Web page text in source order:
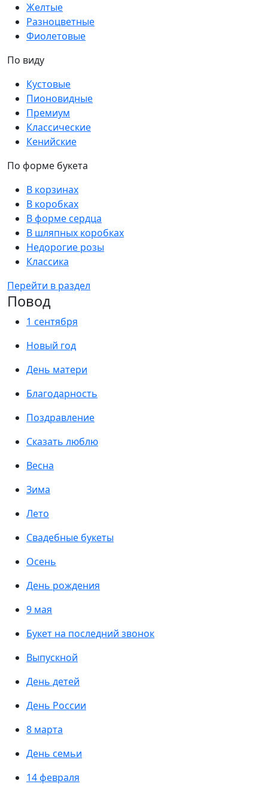
Желтые
Разноцветные
Фиолетовые
По виду
Кустовые
Пионовидные
Премиум
Классические
Кенийские
По форме букета
В корзинах
В коробках
В форме сердца
В шляпных коробках
Недорогие розы
Классика
Перейти в раздел
Повод
1 сентября
Новый год
День матери
Благодарность
Поздравление
Сказать люблю
Весна
Зима
Лето
Свадебные букеты
Осень
День рождения
9 мая
Букет на последний звонок
Выпускной
День детей
День России
8 марта
День семьи
14 февраля